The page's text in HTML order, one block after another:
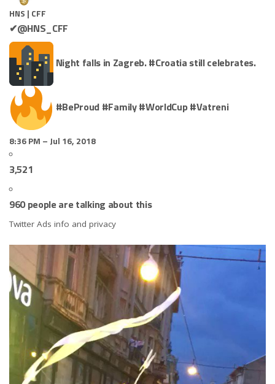
HNS | CFF
✔@HNS_CFF
Night falls in Zagreb.#Croatia still celebrates.
#BeProud #Family#WorldCup#Vatreni
8:36 PM – Jul 16, 2018
3,521
960 people are talking about this
Twitter Ads info and privacy